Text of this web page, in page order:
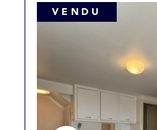
VENDU